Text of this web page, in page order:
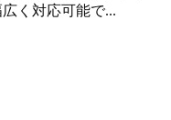
く対応可能で...